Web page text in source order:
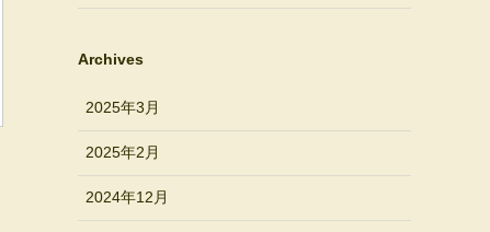
Archives
2025年3月
2025年2月
2024年12月